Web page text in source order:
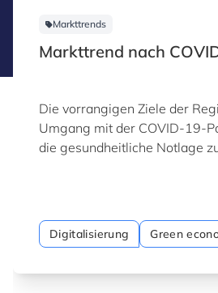
Markttrends
Markttrend nach
Die vorrangigen Ziele der
Umgang mit der COVID-19-
die gesundheitliche Notlage
Digitalisierung Green